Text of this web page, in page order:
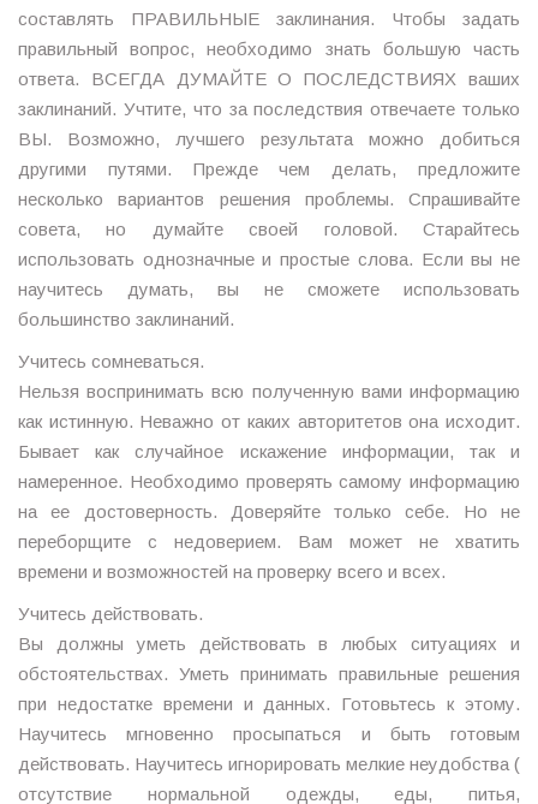
составлять ПРАВИЛЬНЫЕ заклинания. Чтобы задать
правильный вопрос, необходимо знать большую часть
ответа. ВСЕГДА ДУМАЙТЕ О ПОСЛЕДСТВИЯХ ваших
заклинаний. Учтите, что за последствия отвечаете только
ВЫ. Возможно, лучшего результата можно добиться
другими путями. Прежде чем делать, предложите
несколько вариантов решения проблемы. Спрашивайте
совета, но думайте своей головой. Старайтесь
использовать однозначные и простые слова. Если вы не
научитесь думать, вы не сможете использовать
большинство заклинаний.
Учитесь сомневаться.
Нельзя воспринимать всю полученную вами информацию
как истинную. Неважно от каких авторитетов она исходит.
Бывает как случайное искажение информации, так и
намеренное. Необходимо проверять самому информацию
на ее достоверность. Доверяйте только себе. Но не
переборщите с недоверием. Вам может не хватить
времени и возможностей на проверку всего и всех.
Учитесь действовать.
Вы должны уметь действовать в любых ситуациях и
обстоятельствах. Уметь принимать правильные решения
при недостатке времени и данных. Готовьтесь к этому.
Научитесь мгновенно просыпаться и быть готовым
действовать. Научитесь игнорировать мелкие неудобства (
отсутствие нормальной одежды, еды, питья,